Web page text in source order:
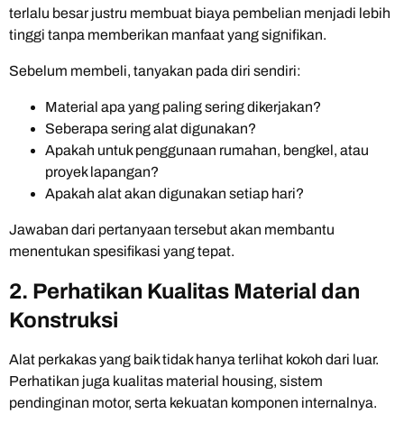
terlalu besar justru membuat biaya pembelian menjadi lebih
tinggi tanpa memberikan manfaat yang signifikan.
Sebelum membeli, tanyakan pada diri sendiri:
Material apa yang paling sering dikerjakan?
Seberapa sering alat digunakan?
Apakah untuk penggunaan rumahan, bengkel, atau
proyek lapangan?
Apakah alat akan digunakan setiap hari?
Jawaban dari pertanyaan tersebut akan membantu
menentukan spesifikasi yang tepat.
2. Perhatikan Kualitas Material dan
Konstruksi
Alat perkakas yang baik tidak hanya terlihat kokoh dari luar.
Perhatikan juga kualitas material housing, sistem
pendinginan motor, serta kekuatan komponen internalnya.